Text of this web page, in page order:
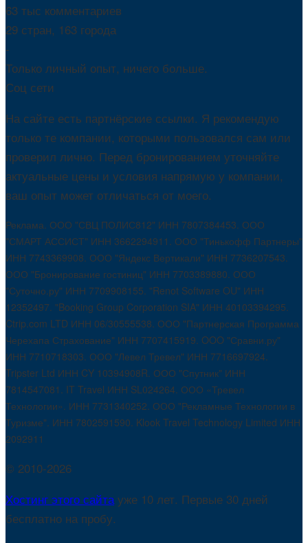
63 тыс комментариев
29 стран, 163 города
-
Только личный опыт, ничего больше.
Соц сети
На сайте есть партнёрские ссылки. Я рекомендую
только те компании, которыми пользовался сам или
проверил лично. Перед бронированием уточняйте
актуальные цены и условия напрямую у компании,
ваш опыт может отличаться от моего.
Реклама. ООО "СВЦ ПОЛИС812" ИНН 7807384453. ООО
"СМАРТ АССИСТ" ИНН 3662294911. ООО "Тинькофф Партнеры"
ИНН 7743369908. ООО "Яндекс Вертикали" ИНН 7736207543.
ООО "Бронирование гостиниц" ИНН 7703389880. ООО
"Суточно.ру" ИНН 7709908155. "Renot Software OU" ИНН
12352497. "Booking Group Corporation SIA" ИНН 40103394295.
Ctrip.com LTD ИНН 06/30555538. ООО "Партнерская Программа
Черехапа Страхование" ИНН 7707415919. OOO "Сравни.ру"
ИНН 7710718303. ООО "Левел Тревел" ИНН 7716697924.
Tripster Ltd ИНН CY 10394908R. ООО "Спутник" ИНН
7814547081. IT Travel ИНН SL024264. ООО «Тревел
Технологии». ИНН 7731340252. ООО "Рекламные Технологии в
Туризме". ИНН 7802591590. Klook Travel Technology Limited ИНН
2092911
© 2010-2026
Хостинг этого сайта уже 10 лет. Первые 30 дней
бесплатно на пробу.